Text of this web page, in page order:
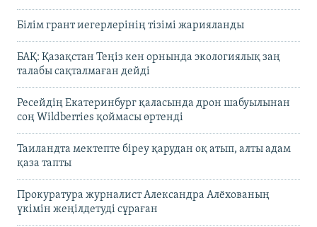
Білім грант иегерлерінің тізімі жарияланды
БАҚ: Қазақстан Теңіз кен орнында экологиялық заң
талабы сақталмаған дейді
Ресейдің Екатеринбург қаласында дрон шабуылынан
соң Wildberries қоймасы өртенді
Таиландта мектепте біреу қарудан оқ атып, алты адам
қаза тапты
Прокуратура журналист Александра Алёхованың
үкімін жеңілдетуді сұраған